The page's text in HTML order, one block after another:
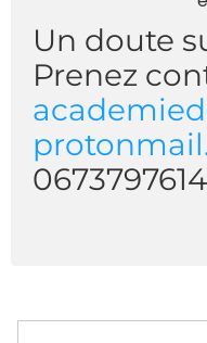
Un doute
Prenez
0673797614